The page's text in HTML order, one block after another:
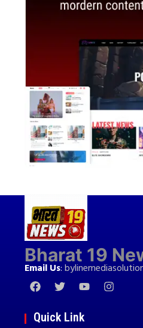
Bharat 19
Email Us:
Quick Link